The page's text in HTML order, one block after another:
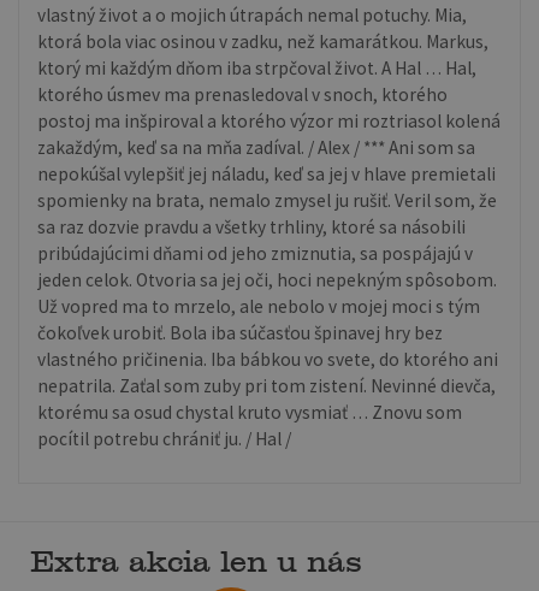
vlastný život a o mojich útrapách nemal potuchy. Mia,
ktorá bola viac osinou v zadku, než kamarátkou. Markus,
ktorý mi každým dňom iba strpčoval život. A Hal … Hal,
ktorého úsmev ma prenasledoval v snoch, ktorého
postoj ma inšpiroval a ktorého výzor mi roztriasol kolená
zakaždým, keď sa na mňa zadíval. / Alex / *** Ani som sa
nepokúšal vylepšiť jej náladu, keď sa jej v hlave premietali
spomienky na brata, nemalo zmysel ju rušiť. Veril som, že
sa raz dozvie pravdu a všetky trhliny, ktoré sa násobili
pribúdajúcimi dňami od jeho zmiznutia, sa pospájajú v
jeden celok. Otvoria sa jej oči, hoci nepekným spôsobom.
Už vopred ma to mrzelo, ale nebolo v mojej moci s tým
čokoľvek urobiť. Bola iba súčasťou špinavej hry bez
vlastného pričinenia. Iba bábkou vo svete, do ktorého ani
nepatrila. Zaťal som zuby pri tom zistení. Nevinné dievča,
ktorému sa osud chystal kruto vysmiať … Znovu som
pocítil potrebu chrániť ju. / Hal /
Extra akcia len u nás